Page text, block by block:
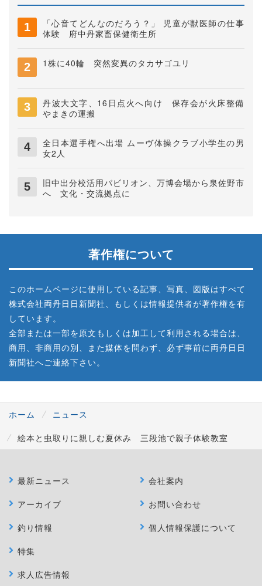
「心音てどんなのだろう？」 児童が獣医師の仕事
体験 府中丹家畜保健衛生所
1株に40輪 突然変異のタカサゴユリ
丹波大文字、16日点火へ向け 保存会が火床整備
やまきの運搬
全日本選手権へ出場 ムーヴ体操クラブ小学生の男
女2人
旧中出分校活用パビリオン、万博会場から泉佐野市
へ 文化・交流拠点に
著作権について
このホームページに使用している記事、写真、図版はすべて
株式会社両丹日日新聞社、もしくは情報提供者が著作権を有
しています。
全部または一部を原文もしくは加工して利用される場合は、
商用、非商用の別、また媒体を問わず、必ず事前に両丹日日
新聞社へご連絡下さい。
ホーム
ニュース
絵本と虫取りに親しむ夏休み 三段池で親子体験教室
最新ニュース
アーカイブ
釣り情報
特集
求人広告情報
会社案内
お問い合わせ
個人情報保護について